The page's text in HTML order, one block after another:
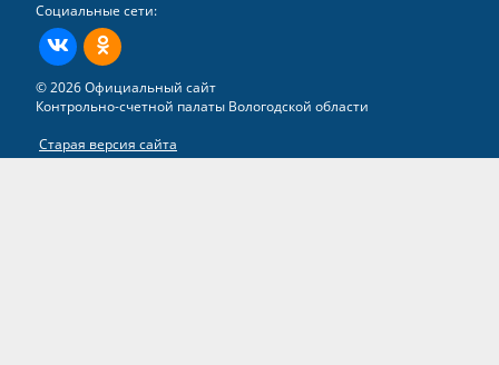
Социальные сети:
ВКонтактеОдноклассники
© 2026 Официальный сайт
Контрольно-счетной палаты Вологодской области
Старая версия сайта